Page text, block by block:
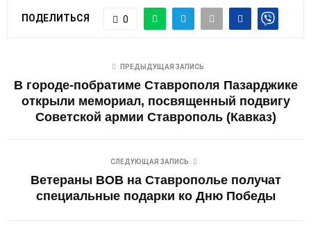
ПОДЕЛИТЬСЯ 0
ПРЕДЫДУЩАЯ ЗАПИСЬ
В городе-побратиме Ставрополя Пазарджике
открыли мемориал, посвященный подвигу
Советской армии Ставрополь (Кавказ)
СЛЕДУЮЩАЯ ЗАПИСЬ
Ветераны ВОВ на Ставрополье получат
специальные подарки ко Дню Победы